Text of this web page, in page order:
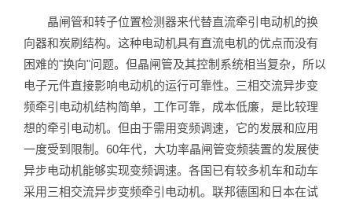
晶闸管和转子位置检测器来代替直流牵引电动机的换
向器和炭刷结构。这种电动机具有直流电机的优点而没有
困难的"换向"问题。但晶闸管及其控制系统相当复杂，所以
电子元件直接影响电动机的运行可靠性。三相交流异步变
频牵引电动机结构简单，工作可靠，成本低廉，是比较理
想的牵引电动机。但由于需用变频调速，它的发展和应用
一度受到限制。60年代，大功率晶闸管变频装置的发展使
异步电动机能够实现变频调速。各国已有较多机车和动车
采用三相交流异步变频牵引电动机。联邦德国和日本在试